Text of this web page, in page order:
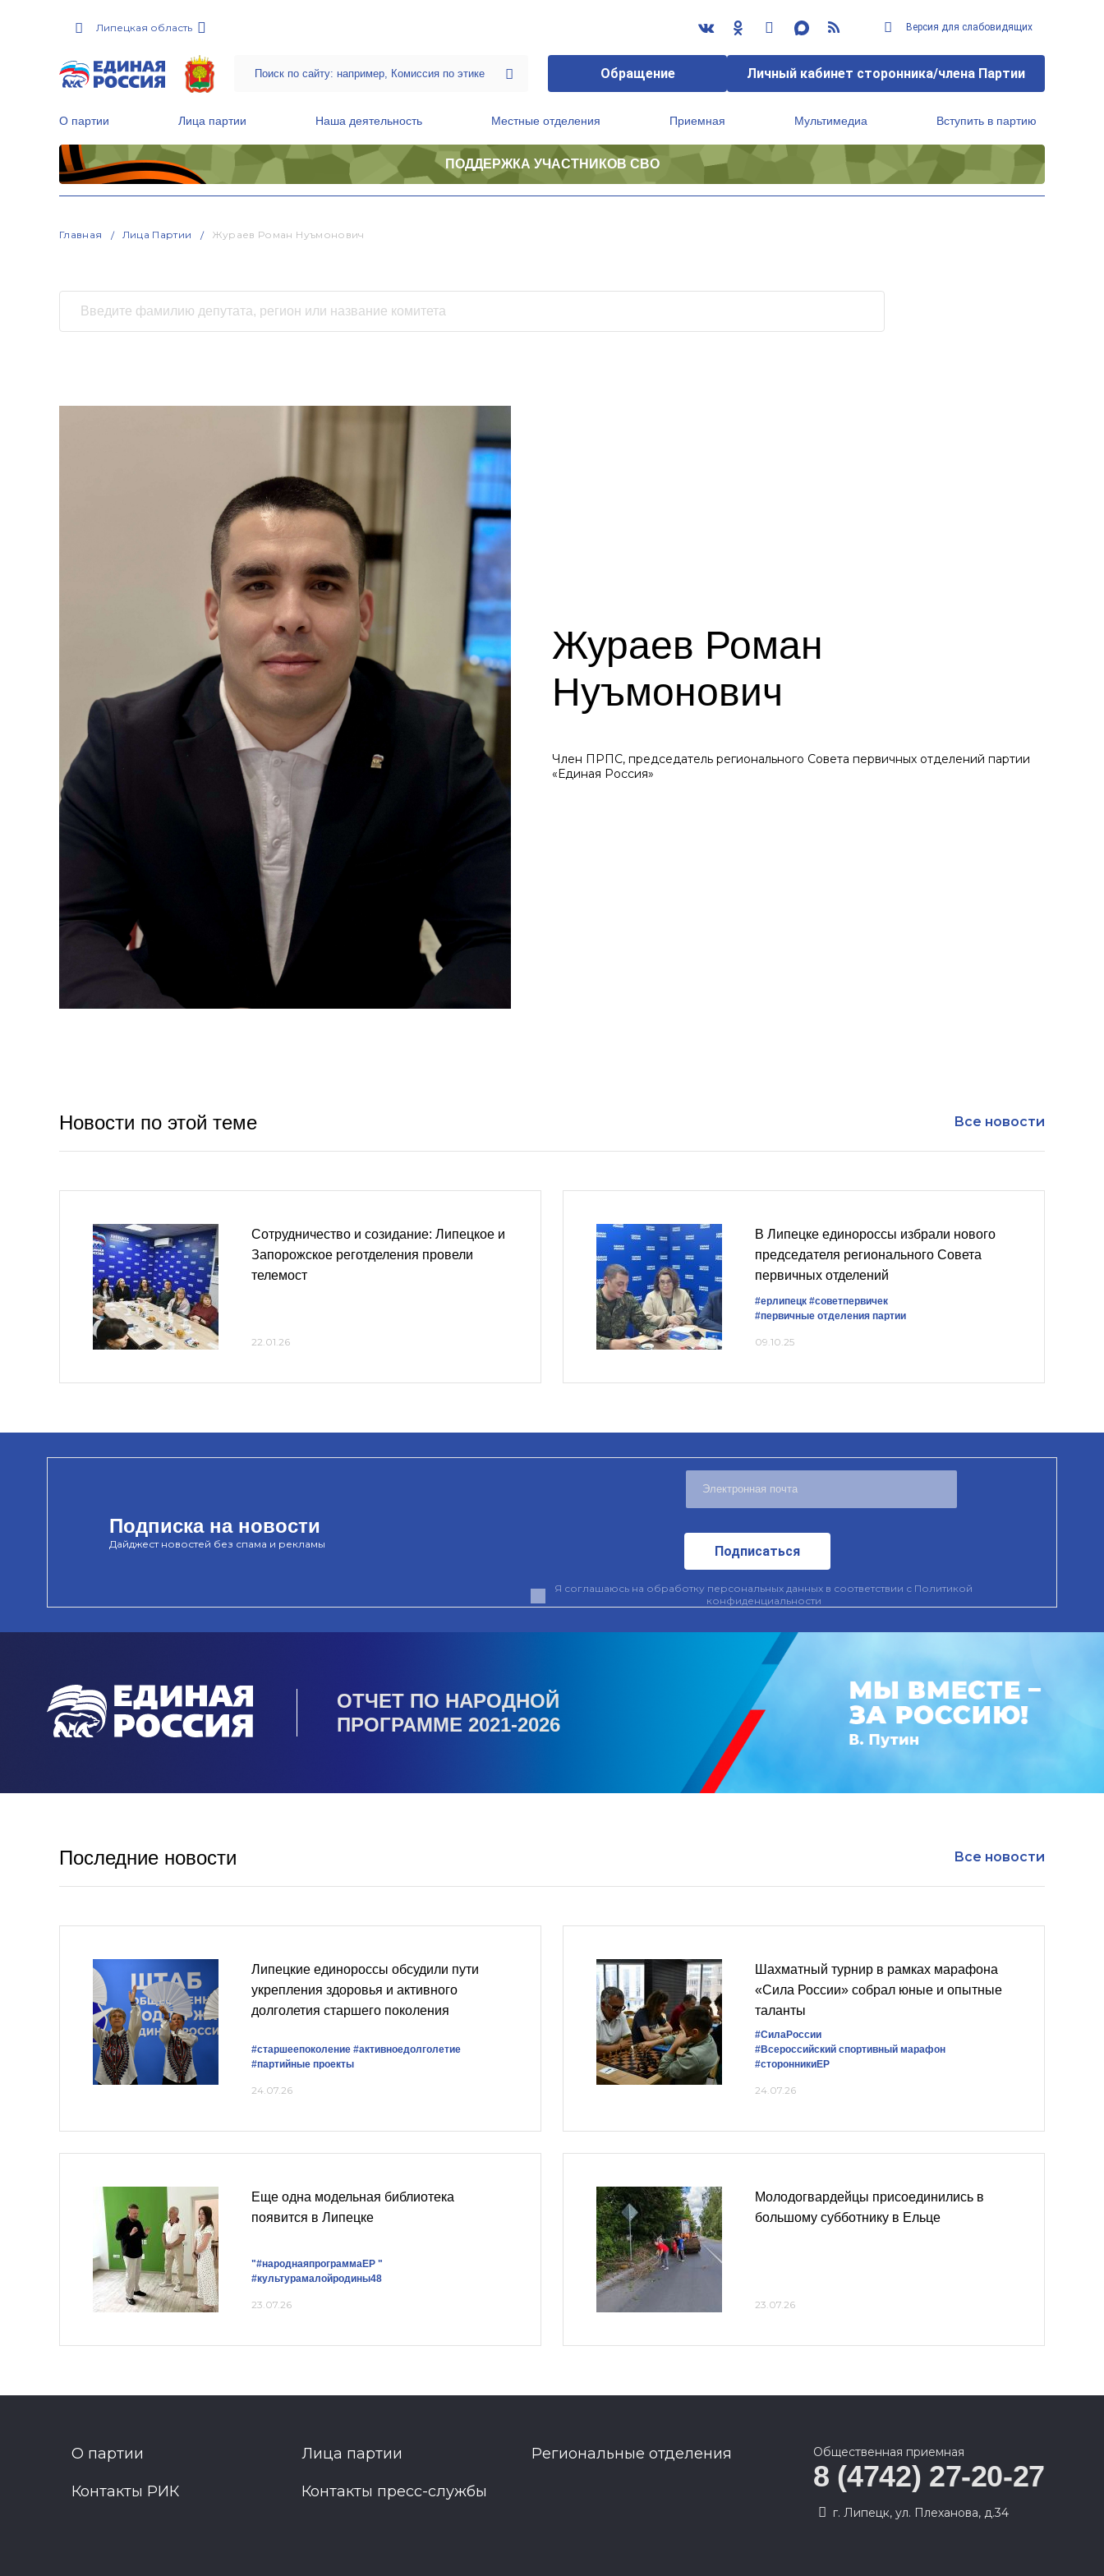
Липецкая область Версия для слабовидящих
Обращение Личный кабинет сторонника/члена Партии
О партии Лица партии Наша деятельность Местные отделения Приемная Мультимедиа Вступить в партию
ПОДДЕРЖКА УЧАСТНИКОВ СВО
Главная Лица Партии Жураев Роман Нуъмонович
Жураев Роман
Нуъмонович
Член ПРПС, председатель регионального Совета первичных отделений партии
«Единая Россия»
Новости по этой теме Все новости
Сотрудничество и созидание: Липецкое и
Запорожское реготделения провели
телемост
22.01.26
В Липецке единороссы избрали нового
председателя регионального Совета
первичных отделений
#ерлипецк #советпервичек
#первичные отделения партии
09.10.25
Подписка на новости
Дайджест новостей без спама и рекламы Подписаться
Я соглашаюсь на обработку персональных данных в соответствии с Политикой
конфиденциальности
ОТЧЕТ ПО НАРОДНОЙ
ПРОГРАММЕ 2021-2026
Последние новости Все новости
Липецкие единороссы обсудили пути
укрепления здоровья и активного
долголетия старшего поколения
#старшеепоколение #активноедолголетие
#партийные проекты
24.07.26
Шахматный турнир в рамках марафона
«Сила России» собрал юные и опытные
таланты
#СилаРоссии
#Всероссийский спортивный марафон
#сторонникиЕР
24.07.26
Еще одна модельная библиотека
появится в Липецке
"#народнаяпрограммаЕР "
#культурамалойродины48
23.07.26
Молодогвардейцы присоединились в
большому субботнику в Ельце
23.07.26
О партии Лица партии Региональные отделения
Контакты РИК Контакты пресс-службы
Общественная приемная
8 (4742) 27-20-27
г. Липецк, ул. Плеханова, д.34